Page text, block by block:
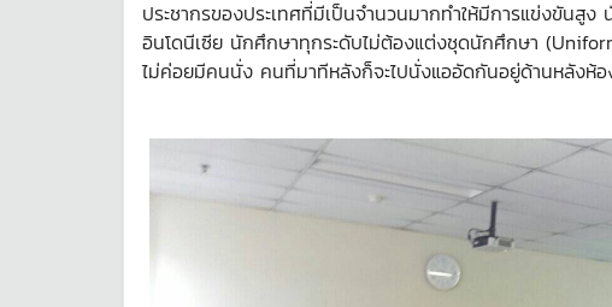
ประชากรของประเทศที่มีเป็นจำนวนมากทำให้มีการแข่งขัน
อินโดนีเซีย นักศึกษาทุกระดับไม่ต้องแต่งชุดนักศึกษา
ไม่ค่อยมีคนนั่ง คนที่มาทีหลังก็จะไปนั่งแออัดกันอยู่ด้านหลังห้อง